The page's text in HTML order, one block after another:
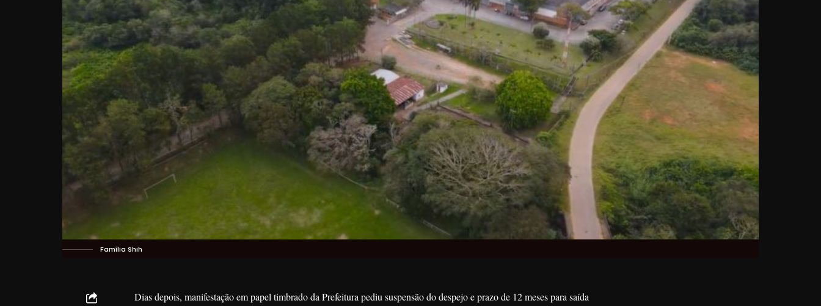
Família Shih
Dias depois, manifestação em papel timbrado da Prefeitura pediu suspensão do despejo e prazo de 12 meses para saída